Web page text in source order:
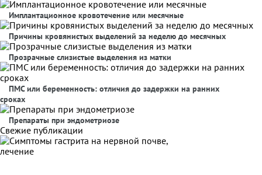
Имплантационное кровотечение или месячные
Причины кровянистых выделений за неделю до месячных
Прозрачные слизистые выделения из матки
ПМС или беременность: отличия до задержки на ранних
сроках
Препараты при эндометриозе
Свежие публикации